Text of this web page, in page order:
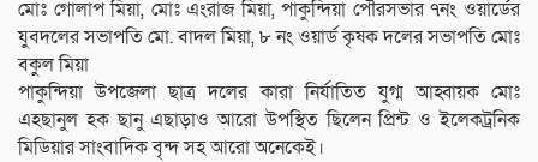
মোঃ গোলাপ মিয়া, মোঃ এংরাজ মিয়া, পাকুন্দিয়া পৌরসভার ৭নং ওয়ার্ডের
যুবদলের সভাপতি মো. বাদল মিয়া, ৮ নং ওয়ার্ড কৃষক দলের সভাপতি মোঃ
বকুল মিয়া
পাকুন্দিয়া উপজেলা ছাত্র দলের কারা নির্যাতিত যুগ্ম আহ্বায়ক মোঃ
এহছানুল হক ছানু এছাড়াও আরো উপস্থিত ছিলেন প্রিন্ট ও ইলেকট্রনিক
মিডিয়ার সাংবাদিক বৃন্দ সহ আরো অনেকেই।